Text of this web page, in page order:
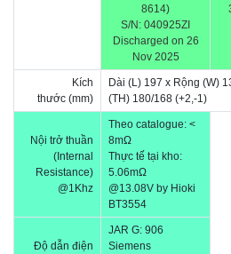
8614)
S/N: 040925ZI
Discharged on 26
Nov 2025
Kích
thước (mm)
Dài (L) 197 x Rộng (W)
(TH) 180/168 (+2,-1)
Nội trở thuần
(Internal
Resistance)
@1Khz
Theo catalogue: <
8mΩ
Thực tế tại kho:
5.06mΩ
@13.08V by Hioki
BT3554
Độ dẫn điện
JAR G: 906
Siemens